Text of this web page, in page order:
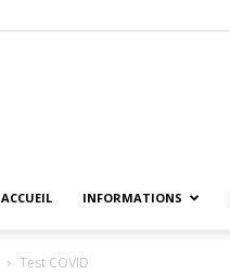
ACCUEIL INFORMATIONS
Test COVID